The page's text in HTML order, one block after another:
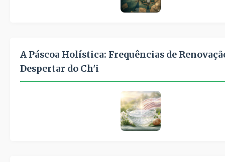
A Páscoa Holística: Frequências de
Despertar do Ch'i